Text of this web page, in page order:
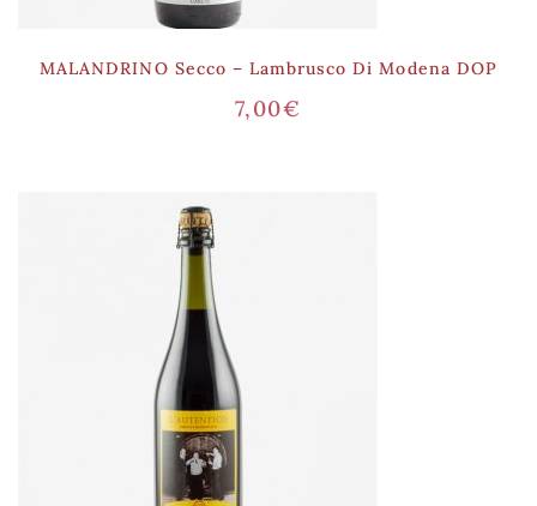
MALANDRINO Secco – Lambrusco Di Modena DOP
7,00€